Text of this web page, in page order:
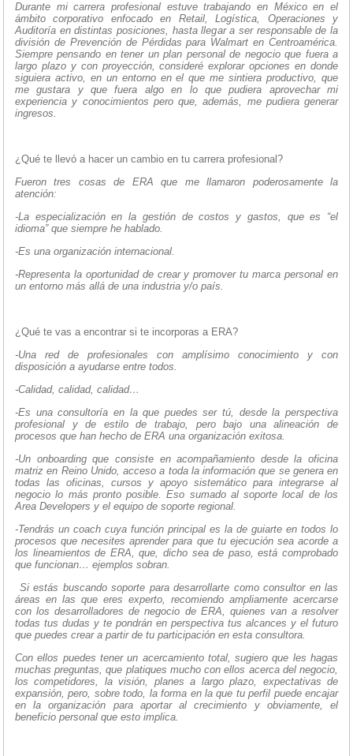
Durante mi carrera profesional estuve trabajando en México en el
ámbito corporativo enfocado en Retail, Logística, Operaciones y
Auditoría en distintas posiciones, hasta llegar a ser responsable de la
división de Prevención de Pérdidas para Walmart en Centroamérica.
Siempre pensando en tener un plan personal de negocio que fuera a
largo plazo y con proyección, consideré explorar opciones en donde
siguiera activo, en un entorno en el que me sintiera productivo, que
me gustara y que fuera algo en lo que pudiera aprovechar mi
experiencia y conocimientos pero que, además, me pudiera generar
ingresos.
¿Qué te llevó a hacer un cambio en tu carrera profesional?
Fueron tres cosas de ERA que me llamaron poderosamente la
atención:
-La especialización en la gestión de costos y gastos, que es “el
idioma” que siempre he hablado.
-Es una organización internacional.
-Representa la oportunidad de crear y promover tu marca personal en
un entorno más allá de una industria y/o país.
¿Qué te vas a encontrar si te incorporas a ERA?
-Una red de profesionales con amplísimo conocimiento y con
disposición a ayudarse entre todos.
-Calidad, calidad, calidad…
-Es una consultoría en la que puedes ser tú, desde la perspectiva
profesional y de estilo de trabajo, pero bajo una alineación de
procesos que han hecho de ERA una organización exitosa.
-Un onboarding que consiste en acompañamiento desde la oficina
matriz en Reino Unido, acceso a toda la información que se genera en
todas las oficinas, cursos y apoyo sistemático para integrarse al
negocio lo más pronto posible. Eso sumado al soporte local de los
Area Developers y el equipo de soporte regional.
-Tendrás un coach cuya función principal es la de guiarte en todos lo
procesos que necesites aprender para que tu ejecución sea acorde a
los lineamientos de ERA, que, dicho sea de paso, está comprobado
que funcionan… ejemplos sobran.
Si estás buscando soporte para desarrollarte como consultor en las
áreas en las que eres experto, recomiendo ampliamente acercarse
con los desarrolladores de negocio de ERA, quienes van a resolver
todas tus dudas y te pondrán en perspectiva tus alcances y el futuro
que puedes crear a partir de tu participación en esta consultora.
Con ellos puedes tener un acercamiento total, sugiero que les hagas
muchas preguntas, que platiques mucho con ellos acerca del negocio,
los competidores, la visión, planes a largo plazo, expectativas de
expansión, pero, sobre todo, la forma en la que tu perfil puede encajar
en la organización para aportar al crecimiento y obviamente, el
beneficio personal que esto implica.